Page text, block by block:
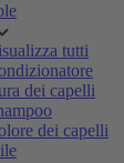
tutti
dei capelli
dei capelli